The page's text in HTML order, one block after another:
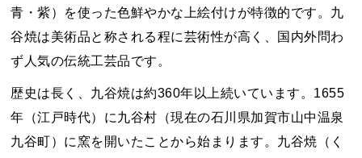
青・紫）を使った色鮮やかな上絵付けが特徴的です。九
谷焼は美術品と称される程に芸術性が高く、国内外問わ
ず人気の伝統工芸品です。
歴史は長く、九谷焼は約360年以上続いています。1655
年（江戸時代）に九谷村（現在の石川県加賀市山中温泉
九谷町）に窯を開いたことから始まります。九谷焼（く